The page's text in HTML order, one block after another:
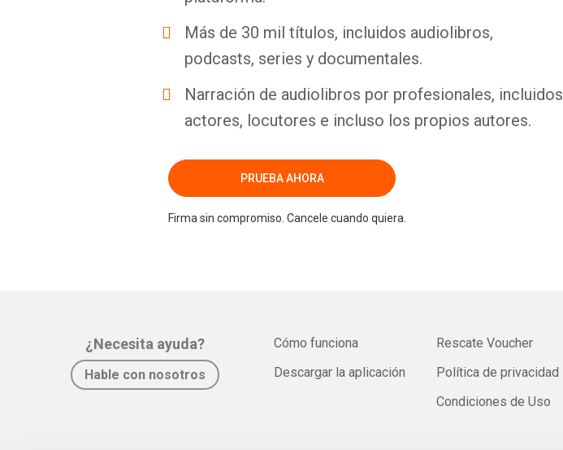
Más de 30 mil títulos, incluidos audiolibros,
podcasts, series y documentales.
Narración de audiolibros por profesionales, incluidos
actores, locutores e incluso los propios autores.
PRUEBA AHORA
Firma sin compromiso. Cancele cuando quiera.
¿Necesita ayuda?
Hable con nosotros
Cómo funciona
Descargar la aplicación
Rescate Voucher
Política de privacidad
Condiciones de Uso